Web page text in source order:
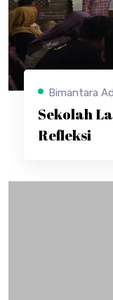
Bimantara
Sekolah
Refleksi